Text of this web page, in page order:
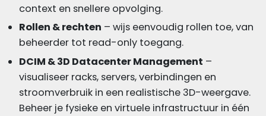
context en snellere opvolging.
Rollen & rechten – wijs eenvoudig rollen toe, van
beheerder tot read-only toegang.
DCIM & 3D Datacenter Management –
visualiseer racks, servers, verbindingen en
stroomverbruik in een realistische 3D-weergave.
Beheer je fysieke en virtuele infrastructuur in één